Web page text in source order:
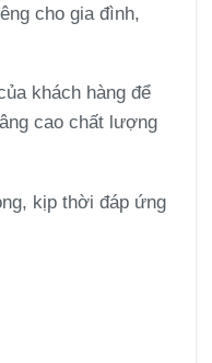
cho gia đình,
khách hàng để
cao chất lượng
kịp thời đáp ứng